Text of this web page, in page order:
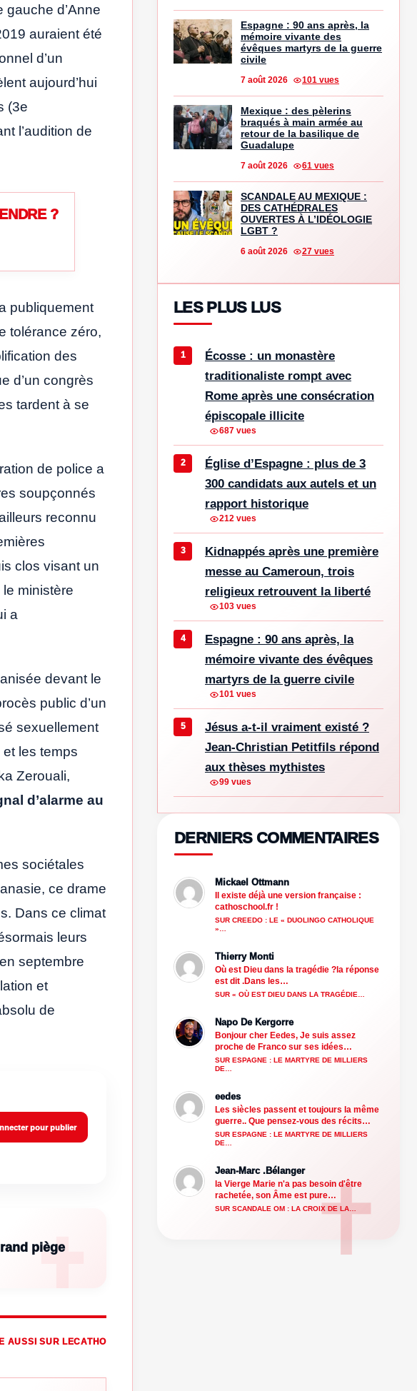
gauche d’Anne
auraient été
d’un
aujourd’hui
(3e
l’audition de
?
publiquement
tolérance zéro,
des
d’un congrès
tardent à se
de police a
soupçonnés
reconnu
clos visant un
ministère
a
devant le
public d’un
sexuellement
les temps
Zerouali,
d’alarme au
sociétales
ce drame
Dans ce climat
leurs
septembre
et
de
pour publier
piège
AUSSI SUR LECATHO
Espagne : 90 ans après, la
mémoire vivante des
évêques martyrs de la guerre
civile
7 août 2026 101 vues
Mexique : des pèlerins
braqués à main armée au
retour de la basilique de
Guadalupe
7 août 2026 61 vues
SCANDALE AU MEXIQUE :
DES CATHÉDRALES
OUVERTES À L’IDÉOLOGIE
LGBT ?
6 août 2026 27 vues
LES PLUS LUS
Écosse : un monastère
traditionaliste rompt avec
Rome après une consécration
épiscopale illicite
687 vues
Église d’Espagne : plus de 3
300 candidats aux autels et un
rapport historique
212 vues
Kidnappés après une première
messe au Cameroun, trois
religieux retrouvent la liberté
103 vues
Espagne : 90 ans après, la
mémoire vivante des évêques
martyrs de la guerre civile
101 vues
Jésus a-t-il vraiment existé ?
Jean-Christian Petitfils répond
aux thèses mythistes
99 vues
DERNIERS COMMENTAIRES
Mickael Ottmann
Il existe déjà une version française :
cathoschool.fr !
SUR CREEDO : LE « DUOLINGO CATHOLIQUE
»…
Thierry Monti
Où est Dieu dans la tragédie ?la réponse
est dit .Dans les…
SUR « OÙ EST DIEU DANS LA TRAGÉDIE…
Napo De Kergorre
Bonjour cher Eedes, Je suis assez
proche de Franco sur ses idées…
SUR ESPAGNE : LE MARTYRE DE MILLIERS
DE…
eedes
Les siècles passent et toujours la même
guerre.. Que pensez-vous des récits…
SUR ESPAGNE : LE MARTYRE DE MILLIERS
DE…
Jean-Marc .Bélanger
la Vierge Marie n'a pas besoin d'être
rachetée, son Âme est pure…
SUR SCANDALE OM : LA CROIX DE LA…